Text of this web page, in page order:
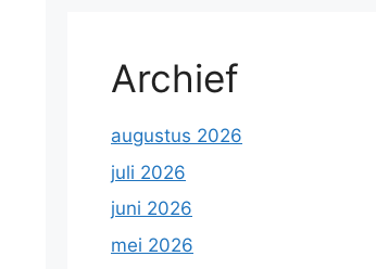
Archief
augustus 2026
juli 2026
juni 2026
mei 2026